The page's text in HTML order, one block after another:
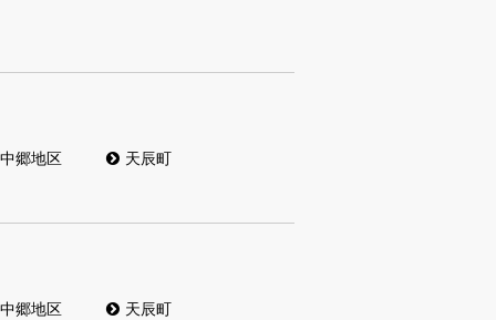
中郷地区 天辰町
中郷地区 天辰町